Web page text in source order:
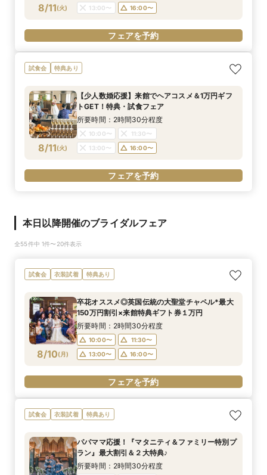
8/11(火)
13:00〜
16:00〜
フェアを予約
試食会 特典あり
8/11(火)
【少人数婚応援】来館でヘアコスメ＆1万円ギフ
トGET！特典・試食フェア
所要時間：2時間30分程度
10:00〜
11:30〜
13:00〜
16:00〜
フェアを予約
本日以降開催のブライダルフェア
全55件中 1件〜20件表示
試食会 衣装試着 特典あり
8/10(月)
卒花オススメ◎英国伝統の大聖堂チャペル*最大
150万円割引×来館特典ギフト券１万円
所要時間：2時間30分程度
10:00〜
11:30〜
13:00〜
16:00〜
フェアを予約
試食会 衣装試着 特典あり
パパママ応援！『マタニティ＆ファミリー特別プ
ラン』最大割引＆２大特典♪
所要時間：2時間30分程度